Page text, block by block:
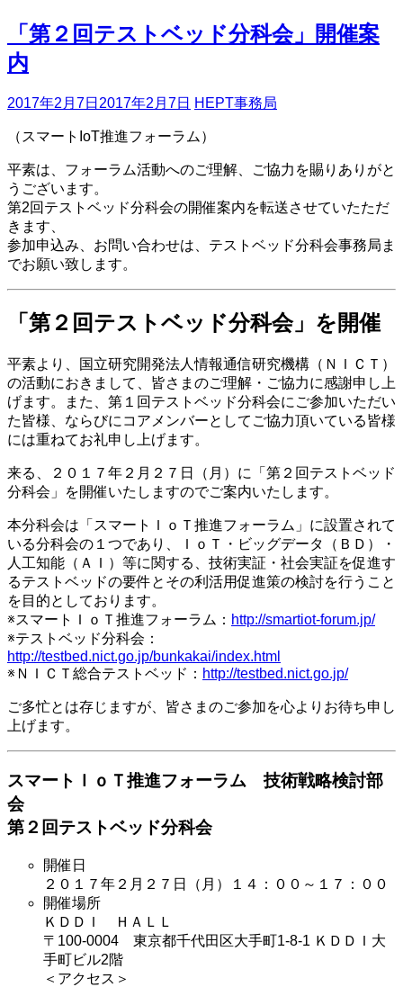
「第２回テストベッド分科会」開催案
内
2017年2月7日 2017年2月7日 HEPT事務局
（スマートIoT推進フォーラム）
平素は、フォーラム活動へのご理解、ご協力を賜りありがと
うございます。
第2回テストベッド分科会の開催案内を転送させていたただ
きます、
参加申込み、お問い合わせは、テストベッド分科会事務局ま
でお願い致します。
「第２回テストベッド分科会」を開催
平素より、国立研究開発法人情報通信研究機構（ＮＩＣＴ）
の活動におきまして、皆さまのご理解・ご協力に感謝申し上
げます。また、第１回テストベッド分科会にご参加いただい
た皆様、ならびにコアメンバーとしてご協力頂いている皆様
には重ねてお礼申し上げます。
来る、２０１７年２月２７日（月）に「第２回テストベッド
分科会」を開催いたしますのでご案内いたします。
本分科会は「スマートＩｏＴ推進フォーラム」に設置されて
いる分科会の１つであり、ＩｏＴ・ビッグデータ（ＢＤ）・
人工知能（ＡＩ）等に関する、技術実証・社会実証を促進す
るテストベッドの要件とその利活用促進策の検討を行うこと
を目的としております。
※スマートＩｏＴ推進フォーラム： http://smartiot-forum.jp/
※テストベッド分科会：
http://testbed.nict.go.jp/bunkakai/index.html
※ＮＩＣＴ総合テストベッド： http://testbed.nict.go.jp/
ご多忙とは存じますが、皆さまのご参加を心よりお待ち申し
上げます。
スマートＩｏＴ推進フォーラム 技術戦略検討部
会
第２回テストベッド分科会
開催日
２０１７年２月２７日（月）１４：００～１７：００
開催場所
ＫＤＤＩ ＨＡＬＬ
〒100-0004 東京都千代田区大手町1-8-1 ＫＤＤＩ大
手町ビル2階
＜アクセス＞